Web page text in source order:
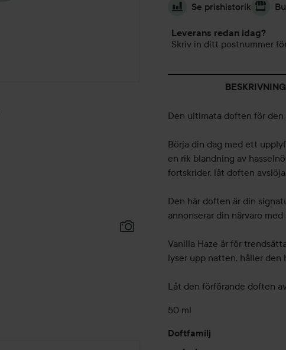
Se prishistorik
Leverans redan idag?
Skriv in ditt postnummer
BESKRIVNING
Den ultimata doften för den
Börja din dag med ett
en rik blandning av
fortskrider, låt doften
Den här doften är din
annonserar din närvaro
Vanilla Haze är för
lyser upp natten, håller
Låt den förförande doften
50 ml
Doftfamilj